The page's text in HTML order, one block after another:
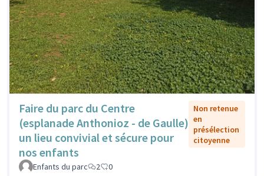
Faire du parc du Centre
(esplanade Anthonioz - de Gaulle)
un lieu convivial et sécure pour
nos enfants
Non retenue
en
présélection
citoyenne
Enfants du parc 2 0